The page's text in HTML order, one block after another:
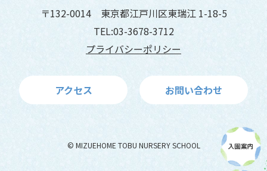
〒132-0014 東京都江戸川区東瑞江 1-18-5
TEL:03-3678-3712
プライバシーポリシー
アクセス お問い合わせ
© MIZUEHOME TOBU NURSERY SCHOOL